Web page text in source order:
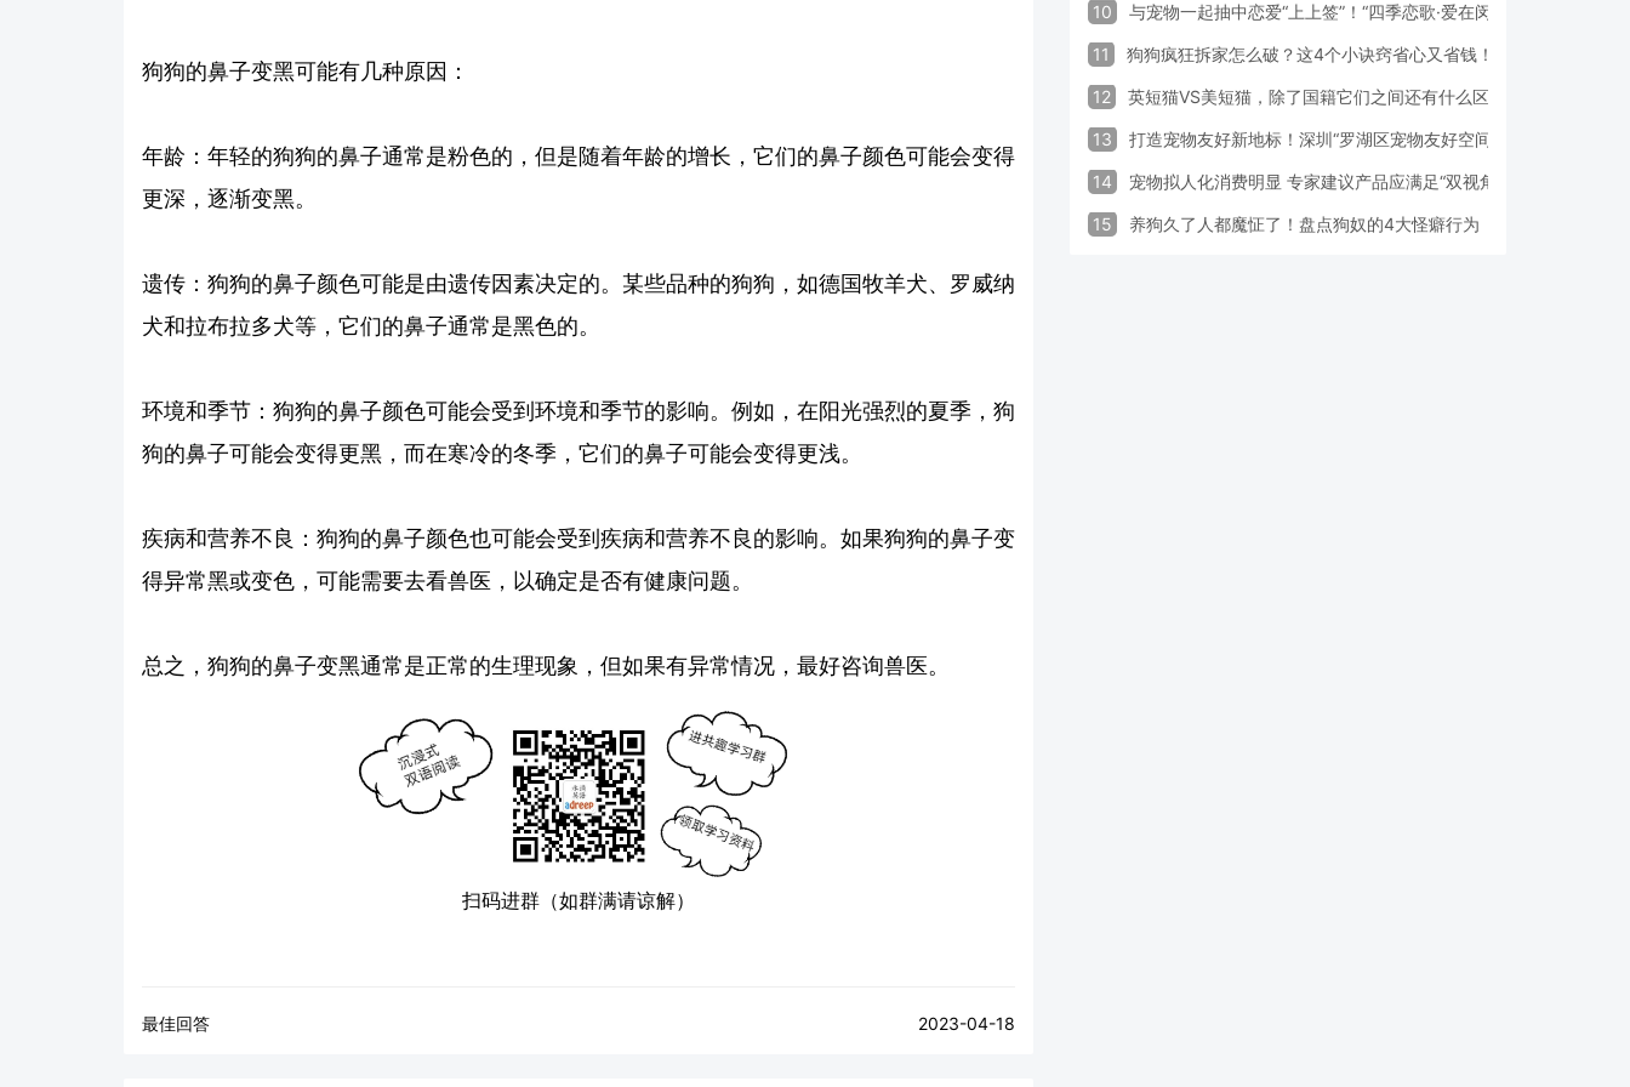
狗狗的鼻子变黑可能有几种原因：
年龄：年轻的狗狗的鼻子通常是粉色的，但是随着年龄的增长，它们的鼻子颜色可能会变得
更深，逐渐变黑。
遗传：狗狗的鼻子颜色可能是由遗传因素决定的。某些品种的狗狗，如德国牧羊犬、罗威纳
犬和拉布拉多犬等，它们的鼻子通常是黑色的。
环境和季节：狗狗的鼻子颜色可能会受到环境和季节的影响。例如，在阳光强烈的夏季，狗
狗的鼻子可能会变得更黑，而在寒冷的冬季，它们的鼻子可能会变得更浅。
疾病和营养不良：狗狗的鼻子颜色也可能会受到疾病和营养不良的影响。如果狗狗的鼻子变
得异常黑或变色，可能需要去看兽医，以确定是否有健康问题。
总之，狗狗的鼻子变黑通常是正常的生理现象，但如果有异常情况，最好咨询兽医。
扫码进群（如群满请谅解）
最佳回答 2023-04-18
10 与宠物一起抽中恋爱“上上签”！“四季恋歌·爱在闵行”携宠交友引领
11 狗狗疯狂拆家怎么破？这4个小诀窍省心又省钱！
12 英短猫VS美短猫，除了国籍它们之间还有什么区别？
13 打造宠物友好新地标！深圳“罗湖区宠物友好空间活动周”启动
14 宠物拟人化消费明显 专家建议产品应满足“双视角需求”
15 养狗久了人都魔怔了！盘点狗奴的4大怪癖行为